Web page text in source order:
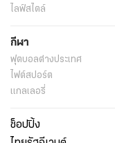
ไลฟ์สไตล์
กีฬา
ฟุตบอลต่่างประเทศ
ไฟต์สปอร์ต
แกลเลอรี่
ช็อปปิ้ง